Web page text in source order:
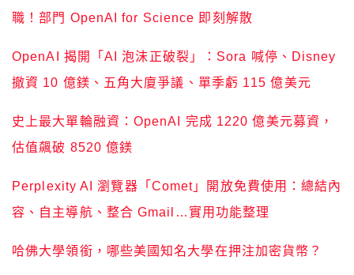
職！部門 OpenAI for Science 即刻解散
OpenAI 揭開「AI 泡沫正破裂」：Sora 喊停、Disney
撤資 10 億鎂、五角大廈爭議、單季虧 115 億美元
史上最大單輪融資：OpenAI 完成 1220 億美元募資，
估值飆破 8520 億鎂
Perplexity AI 瀏覽器「Comet」開放免費使用：總結內
容、自主導航、整合 Gmail…實用功能整理
哈佛大學領銜，哪些美國知名大學在押注加密貨幣？